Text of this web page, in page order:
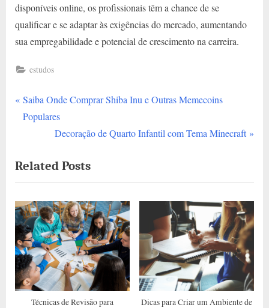
disponíveis online, os profissionais têm a chance de se
qualificar e se adaptar às exigências do mercado, aumentando
sua empregabilidade e potencial de crescimento na carreira.
estudos
Navegação
P
r
i
o
u
s
P
o
s
t
Saiba Onde Comprar Shiba Inu e Outras Memecoins
Populares
N
x
t
P
o
s
t
:
Decoração de Quarto Infantil com Tema Minecraft
Related Posts
Técnicas de Revisão para
Dicas para Criar um Ambiente de